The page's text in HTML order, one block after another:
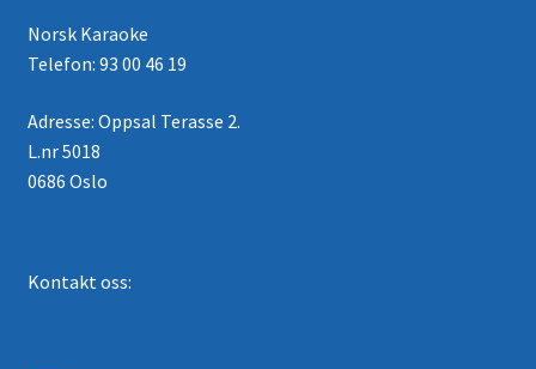
Norsk Karaoke
Telefon: 93 00 46 19
Adresse: Oppsal Terasse 2.
L.nr 5018
0686 Oslo
Kontakt oss: